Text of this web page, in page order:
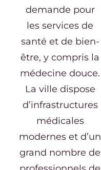
demande pour
les services de
santé et de bien-
être, y compris la
médecine douce.
La ville dispose
d’infrastructures
médicales
modernes et d’un
grand nombre de